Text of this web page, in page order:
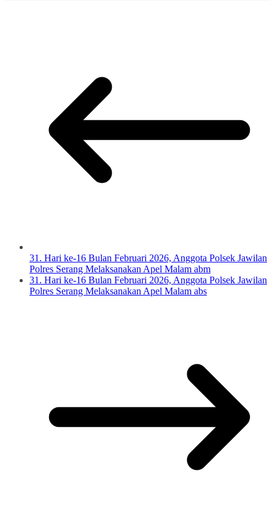
31. Hari ke-16 Bulan Februari 2026, Anggota Polsek Jawilan
Polres Serang Melaksanakan Apel Malam abm
31. Hari ke-16 Bulan Februari 2026, Anggota Polsek Jawilan
Polres Serang Melaksanakan Apel Malam abs